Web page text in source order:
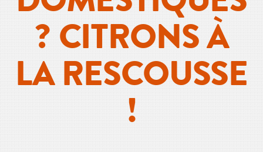
? CITRONS À
LA RESCOUSSE
!